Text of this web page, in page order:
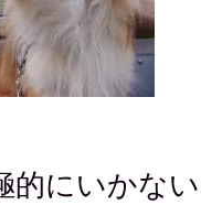
的にいかな